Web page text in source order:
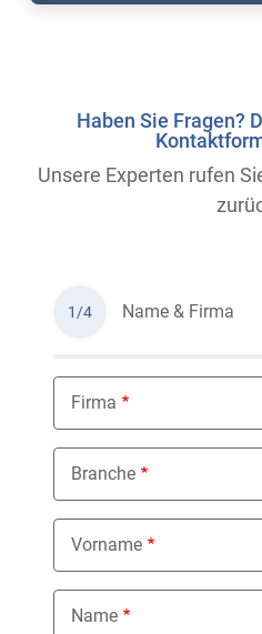
Haben Sie Fragen?
Unsere Experten rufen
1/4 Name & Firma
Firma
Branche
Nothing selected
Vorname
Name